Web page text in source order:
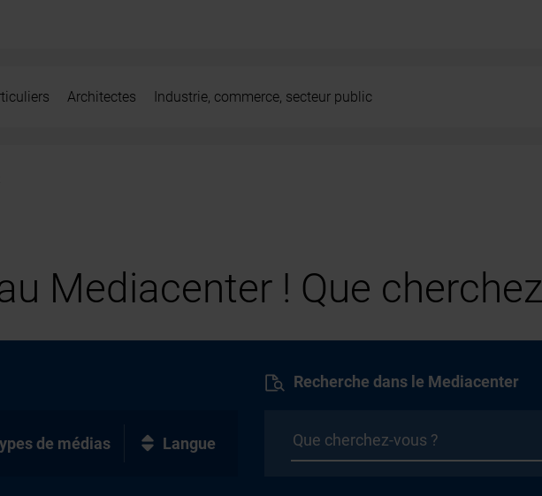
Architectes Industrie, commerce, secteur public
Mediacenter ! Que
Recherche dans le Mediacenter
de médias Langue